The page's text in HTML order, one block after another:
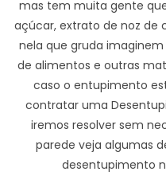
mas tem muita gente
açúcar, extrato de noz de
nela que gruda
de alimentos e outras
caso o entupimento
contratar uma
iremos resolver sem
parede veja algumas
desentupimento